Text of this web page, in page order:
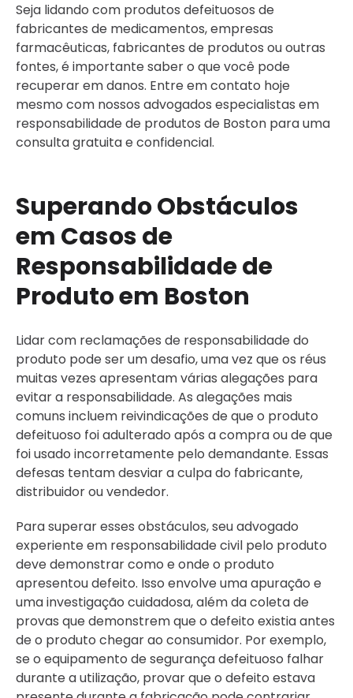
Seja lidando com produtos defeituosos de
fabricantes de medicamentos, empresas
farmacêuticas, fabricantes de produtos ou outras
fontes, é importante saber o que você pode
recuperar em danos. Entre em contato hoje
mesmo com nossos advogados especialistas em
responsabilidade de produtos de Boston para uma
consulta gratuita e confidencial.
Superando Obstáculos
em Casos de
Responsabilidade de
Produto em Boston
Lidar com reclamações de responsabilidade do
produto pode ser um desafio, uma vez que os réus
muitas vezes apresentam várias alegações para
evitar a responsabilidade. As alegações mais
comuns incluem reivindicações de que o produto
defeituoso foi adulterado após a compra ou de que
foi usado incorretamente pelo demandante. Essas
defesas tentam desviar a culpa do fabricante,
distribuidor ou vendedor.
Para superar esses obstáculos, seu advogado
experiente em responsabilidade civil pelo produto
deve demonstrar como e onde o produto
apresentou defeito. Isso envolve uma apuração e
uma investigação cuidadosa, além da coleta de
provas que demonstrem que o defeito existia antes
de o produto chegar ao consumidor. Por exemplo,
se o equipamento de segurança defeituoso falhar
durante a utilização, provar que o defeito estava